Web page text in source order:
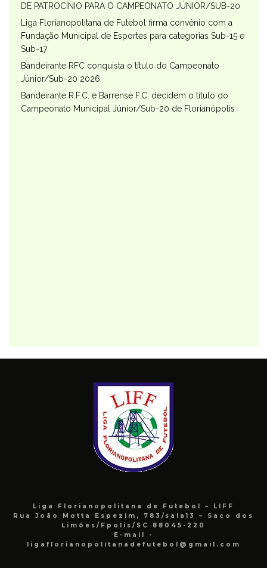
DE PATROCÍNIO PARA O CAMPEONATO JÚNIOR/SUB-20
Liga Florianopolitana de Futebol firma convênio com a
Fundação Municipal de Esportes para categorias Sub-15 e
Sub-17
Bandeirante RFC conquista o título do Campeonato
Júnior/Sub-20 2026
Bandeirante R.F.C. e Barrense F.C. decidem o título do
Campeonato Municipal Júnior/Sub-20 de Florianópolis
Liga Florianopolitana de Futebol – LIFF
Rua João Motta Espezim, 783/sala13 – Saco dos
Limões/Fpolis/SC 88045-220
E-mail -
ligaflorianopolitanadefutebol@gmail.com